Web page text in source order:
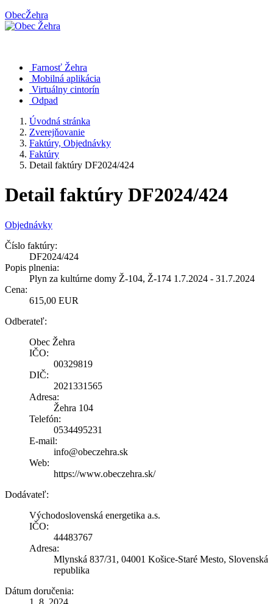
ObecŽehra
Farnosť Žehra
Mobilná aplikácia
Virtuálny cintorín
Odpad
Úvodná stránka
Zverejňovanie
Faktúry, Objednávky
Faktúry
Detail faktúry DF2024/424
Detail faktúry DF2024/424
Objednávky
Číslo faktúry:
DF2024/424
Popis plnenia:
Plyn za kultúrne domy Ž-104, Ž-174 1.7.2024 - 31.7.2024
Cena:
615,00 EUR
Odberateľ:
Obec Žehra
IČO:
00329819
DIČ:
2021331565
Adresa:
Žehra 104
Telefón:
0534495231
E-mail:
info@obeczehra.sk
Web:
https://www.obeczehra.sk/
Dodávateľ:
Východoslovenská energetika a.s.
IČO:
44483767
Adresa:
Mlynská 837/31, 04001 Košice-Staré Mesto, Slovenská
republika
Dátum doručenia:
1. 8. 2024